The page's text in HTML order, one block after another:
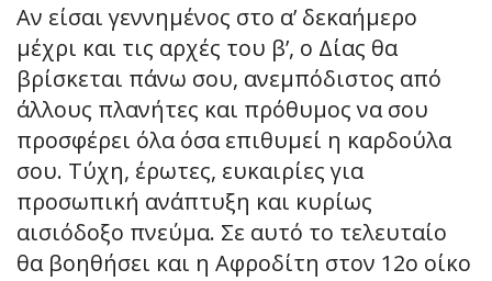
Αν είσαι γεννημένος στο α’ δεκαήμερο
μέχρι και τις αρχές του β’, ο Δίας θα
βρίσκεται πάνω σου, ανεμπόδιστος από
άλλους πλανήτες και πρόθυμος να σου
προσφέρει όλα όσα επιθυμεί η καρδούλα
σου. Τύχη, έρωτες, ευκαιρίες για
προσωπική ανάπτυξη και κυρίως
αισιόδοξο πνεύμα. Σε αυτό το τελευταίο
θα βοηθήσει και η Αφροδίτη στον 12ο οίκο